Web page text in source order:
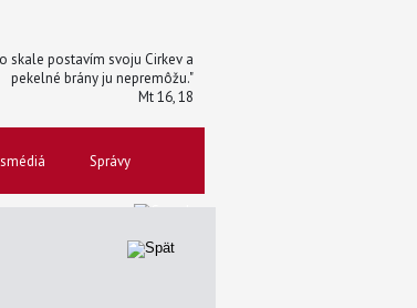
skale postavím svoju Cirkev a
pekelné brány ju nepremôžu."
Mt 16, 18
Správy